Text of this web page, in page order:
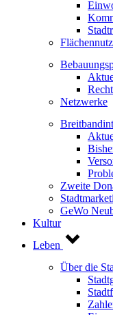
Netzwerke
Zweite
GeWo
Kultur
Leben
Über die